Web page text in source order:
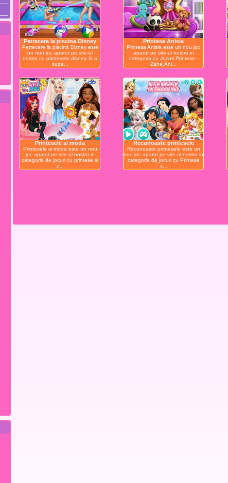
Petrecere la piscina Disney
Petrecere la piscina Disney este
un nou joc aparut pe site-ul
nostru cu printesele disney. E o
supe...
Printesa Anisia
Printesa Anisia este un nou joc
aparut pe site-ul nostru in
categoria cu Jocuri Printese -
Zane.Ani...
Printesele si moda
Printesele si moda este un nou
joc aparut pe site-ul nostru in
categoria de jocuri cu printese si
z...
Recunoaste printesele
Recunoaste printesele este un
nou joc aparut pe site-ul nostru in
categoria de jocuri cu Printese
s...